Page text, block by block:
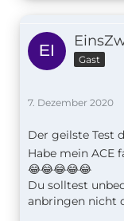
Gast
7. Dezember 2020
Der geilste Test
Habe mein ACE
😂😂😂😂😂
Du solltest
anbringen nicht